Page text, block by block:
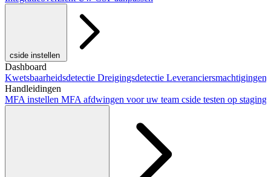
cside instellen
Ons script toevoegen
Dashboard
Kwetsbaarheidsdetectie Dreigingsdetectie Leveranciersmachtigingen
Handleidingen
MFA instellen MFA afdwingen voor uw team cside testen op staging